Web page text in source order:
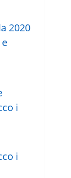
2020
i